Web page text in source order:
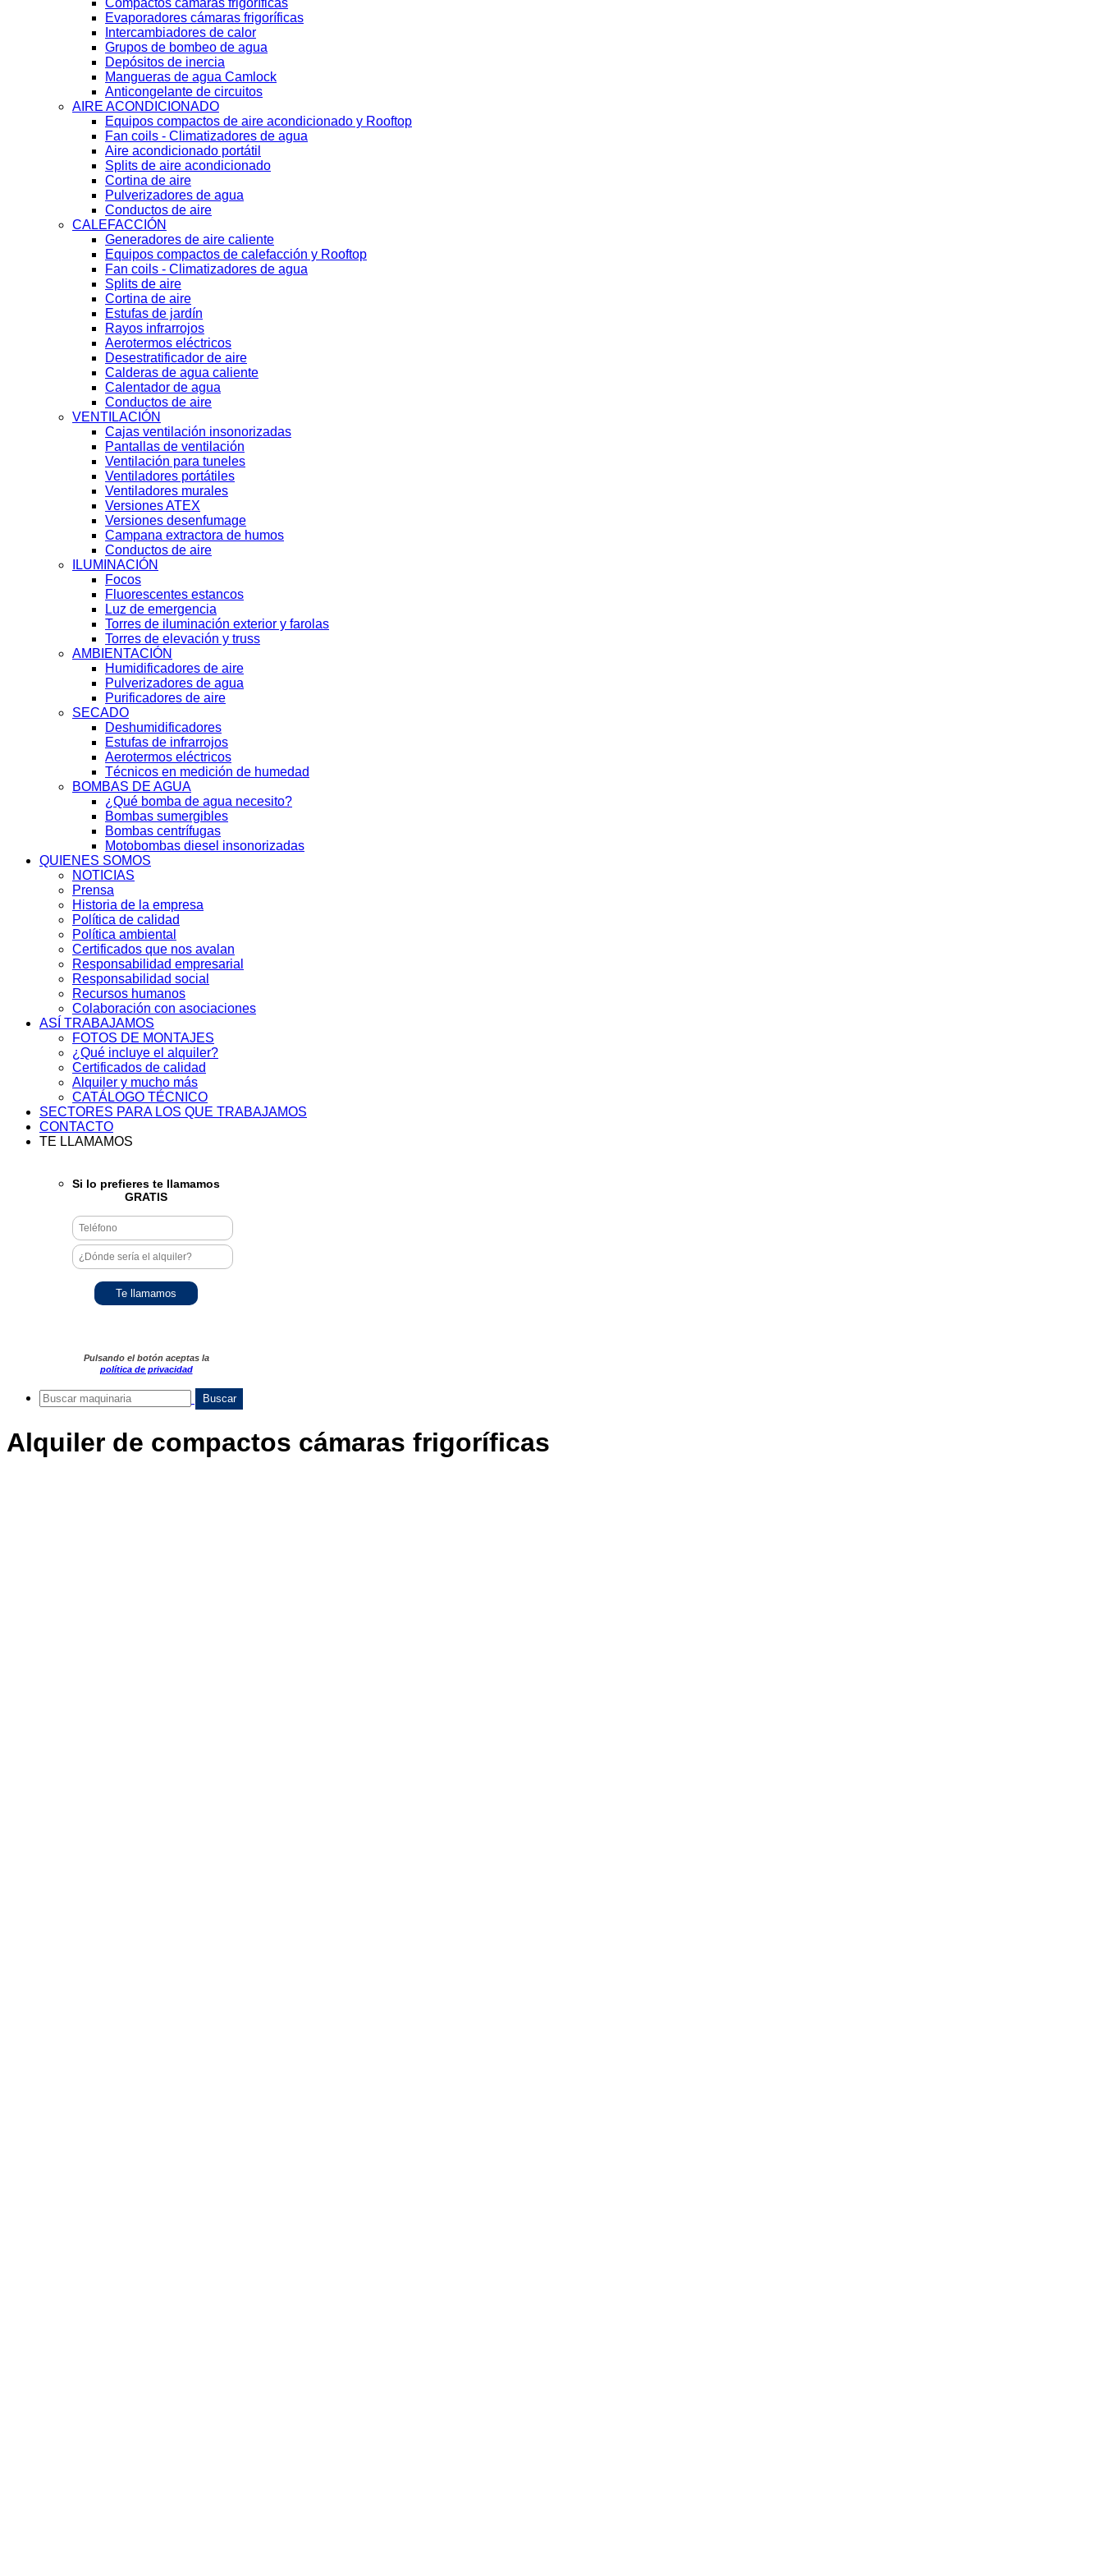
Compactos cámaras frigoríficas
Evaporadores cámaras frigoríficas
Intercambiadores de calor
Grupos de bombeo de agua
Depósitos de inercia
Mangueras de agua Camlock
Anticongelante de circuitos
AIRE ACONDICIONADO
Equipos compactos de aire acondicionado y Rooftop
Fan coils - Climatizadores de agua
Aire acondicionado portátil
Splits de aire acondicionado
Cortina de aire
Pulverizadores de agua
Conductos de aire
CALEFACCIÓN
Generadores de aire caliente
Equipos compactos de calefacción y Rooftop
Fan coils - Climatizadores de agua
Splits de aire
Cortina de aire
Estufas de jardín
Rayos infrarrojos
Aerotermos eléctricos
Desestratificador de aire
Calderas de agua caliente
Calentador de agua
Conductos de aire
VENTILACIÓN
Cajas ventilación insonorizadas
Pantallas de ventilación
Ventilación para tuneles
Ventiladores portátiles
Ventiladores murales
Versiones ATEX
Versiones desenfumage
Campana extractora de humos
Conductos de aire
ILUMINACIÓN
Focos
Fluorescentes estancos
Luz de emergencia
Torres de iluminación exterior y farolas
Torres de elevación y truss
AMBIENTACIÓN
Humidificadores de aire
Pulverizadores de agua
Purificadores de aire
SECADO
Deshumidificadores
Estufas de infrarrojos
Aerotermos eléctricos
Técnicos en medición de humedad
BOMBAS DE AGUA
¿Qué bomba de agua necesito?
Bombas sumergibles
Bombas centrífugas
Motobombas diesel insonorizadas
QUIENES SOMOS
NOTICIAS
Prensa
Historia de la empresa
Política de calidad
Política ambiental
Certificados que nos avalan
Responsabilidad empresarial
Responsabilidad social
Recursos humanos
Colaboración con asociaciones
ASÍ TRABAJAMOS
FOTOS DE MONTAJES
¿Qué incluye el alquiler?
Certificados de calidad
Alquiler y mucho más
CATÁLOGO TÉCNICO
SECTORES PARA LOS QUE TRABAJAMOS
CONTACTO
TE LLAMAMOS
Si lo prefieres te llamamos
GRATIS
Pulsando el botón aceptas la
política de privacidad
Alquiler de compactos cámaras frigoríficas